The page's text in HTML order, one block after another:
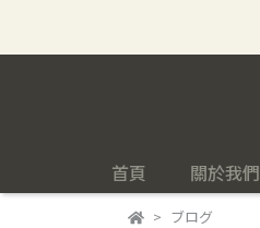
首頁 關於我們
ブログ